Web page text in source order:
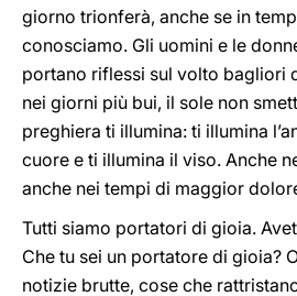
giorno trionferà, anche se in
conosciamo. Gli uomini e le
portano riflessi sul volto bagliori
nei giorni più bui, il sole non
preghiera ti illumina: ti illumina
cuore e ti illumina il viso. Anche
anche nei tempi di maggior
Tutti siamo portatori di gioia.
Che tu sei un portatore di gioia?
notizie brutte, cose che